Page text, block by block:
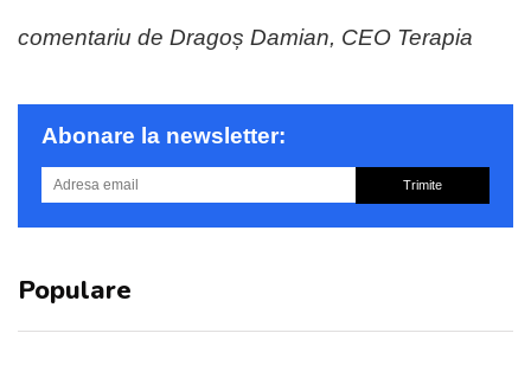
comentariu de Dragoș Damian, CEO Terapia
Abonare la newsletter:
Trimite
Populare